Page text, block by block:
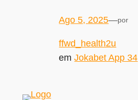
Ago 5, 2025—por
ffwd_health2u
emJokabet App 34